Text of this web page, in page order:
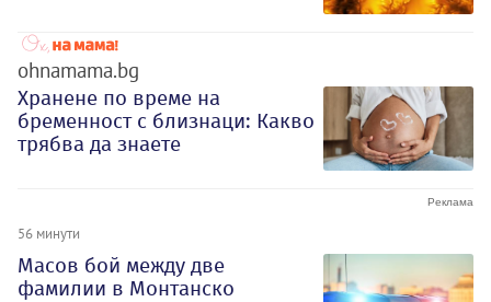
ohnamama.bg
Хранене по време на
бременност с близнаци: Какво
трябва да знаете
56 минути
Масов бой между две
фамилии в Монтанско